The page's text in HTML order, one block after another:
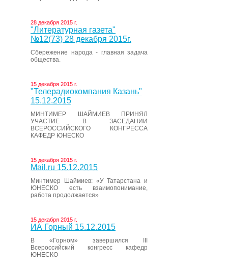
28 декабря 2015 г.
"Литературная газета"
№12(73) 28 декабря 2015г.
Сбережение народа - главная задача
общества.
15 декабря 2015 г.
"Телерадиокомпания Казань"
15.12.2015
МИНТИМЕР ШАЙМИЕВ ПРИНЯЛ
УЧАСТИЕ В ЗАСЕДАНИИ
ВСЕРОССИЙСКОГО КОНГРЕССА
КАФЕДР ЮНЕСКО
15 декабря 2015 г.
Mail.ru 15.12.2015
Минтимер Шаймиев: «У Татарстана и
ЮНЕСКО есть взаимопонимание,
работа продолжается»
15 декабря 2015 г.
ИА Горный 15.12.2015
В «Горном» завершился III
Всероссийский конгресс кафедр
ЮНЕСКО